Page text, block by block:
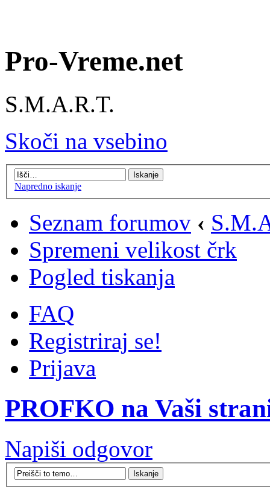
Pro-Vreme.net
S.M.A.R.T.
Skoči na vsebino
Napredno iskanje
Seznam forumov ‹
Spremeni velikost črk
Pogled tiskanja
FAQ
Registriraj se!
Prijava
PROFKO na Vaši
Napiši odgovor